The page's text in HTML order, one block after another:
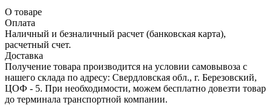
О товаре
Оплата
Наличный и безналичный расчет (банковская карта),
расчетный счет.
Доставка
Получение товара производится на условии самовывоза с
нашего склада по адресу: Свердловская обл., г. Березовский,
ЦОФ - 5. При необходимости, можем бесплатно довезти товар
до терминала транспортной компании.